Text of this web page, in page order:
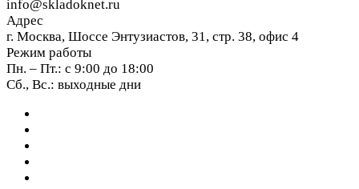
info@skladoknet.ru
Адрес
г. Москва, Шоссе Энтузиастов, 31, стр. 38, офис 4
Режим работы
Пн. – Пт.: с 9:00 до 18:00
Сб., Вс.: выходные дни